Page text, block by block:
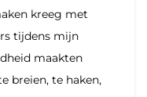
kreeg met
tijdens mijn
maakten
breien, te haken,